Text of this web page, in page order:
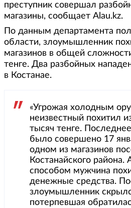
преступник совершал
магазины, сообщает Alau.kz.
По данным департамента
области, злоумышленник
магазинов в общей
тенге. Два разбойных
в Костанае.
«Угрожая холодным
неизвестный похитил
тысяч тенге.
было совершено 17
одном из магазинов
Костанайского района.
способом мужчина
денежные средства.
злоумышленник
потерпевшая